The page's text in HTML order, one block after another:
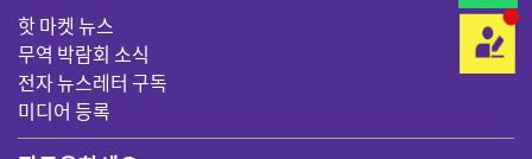
핫 마켓 뉴스
무역 박람회 소식
전자 뉴스레터 구독
미디어 등록